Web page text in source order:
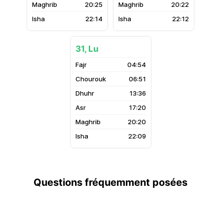
20:25
22:14
20:22
22:12
31, Lu
04:54
06:51
13:36
17:20
20:20
22:09
Questions fréquemment posées